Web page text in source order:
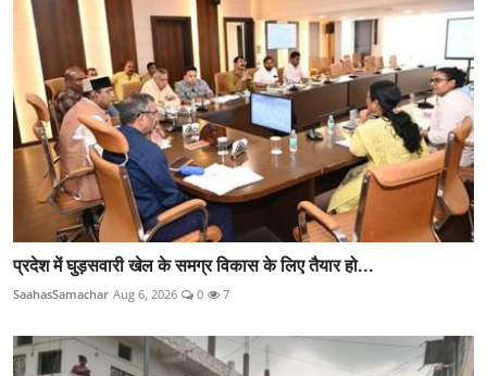
प्रदेश में घुड़सवारी खेल के समग्र विकास के लिए तैयार हो...
SaahasSamachar Aug 6, 2026 0 7